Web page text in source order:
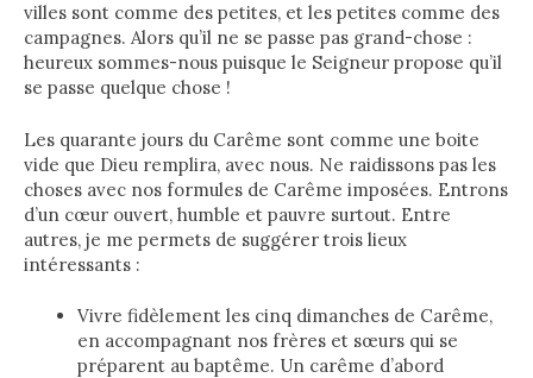
villes sont comme des petites, et les petites comme des
campagnes. Alors qu’il ne se passe pas grand-chose :
heureux sommes-nous puisque le Seigneur propose qu’il
se passe quelque chose !
Les quarante jours du Carême sont comme une boite
vide que Dieu remplira, avec nous. Ne raidissons pas les
choses avec nos formules de Carême imposées. Entrons
d’un cœur ouvert, humble et pauvre surtout. Entre
autres, je me permets de suggérer trois lieux
intéressants :
Vivre fidèlement les cinq dimanches de Carême,
en accompagnant nos frères et sœurs qui se
préparent au baptême. Un carême d’abord